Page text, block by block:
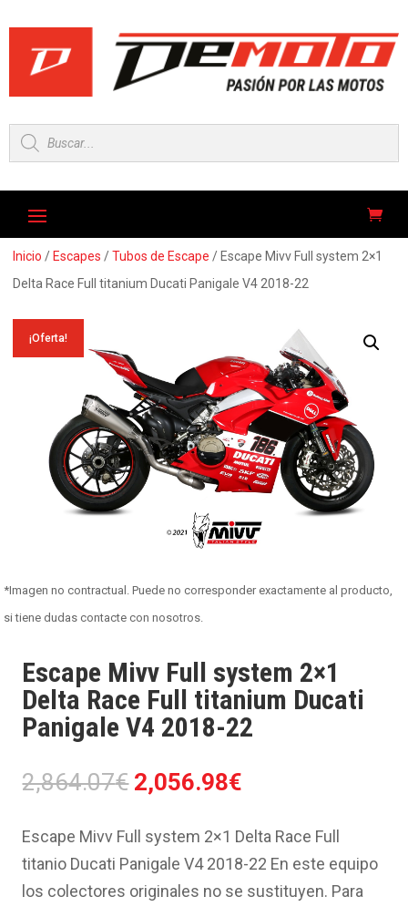
Búsqueda
de
productos
Inicio / Escapes /Tubos de Escape / Escape Mivv Full system 2×1
Delta Race Full titanium Ducati Panigale V4 2018-22
¡Oferta!
*Imagen no contractual. Puede no corresponder exactamente al producto,
si tiene dudas contacte con nosotros.
Escape Mivv Full system 2×1
Delta Race Full titanium Ducati
Panigale V4 2018-22
2,864.07€ El
original
era:
2,864.07€.
2,056.98€
actual
es:
2,056.98€.
Escape Mivv Full system 2×1 Delta Race Full
titanio Ducati Panigale V4 2018-22 En este equipo
los colectores originales no se sustituyen. Para